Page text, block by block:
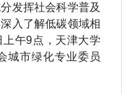
发挥社会科学普及
入了解低碳领域相
午9点，天津大学
城市绿化专业委员